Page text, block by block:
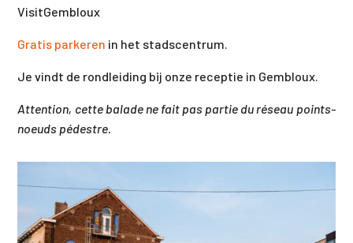
VisitGembloux
Gratis parkeren in het stadscentrum.
Je vindt de rondleiding bij onze receptie in Gembloux.
Attention, cette balade ne fait pas partie du réseau points-
noeuds pédestre.